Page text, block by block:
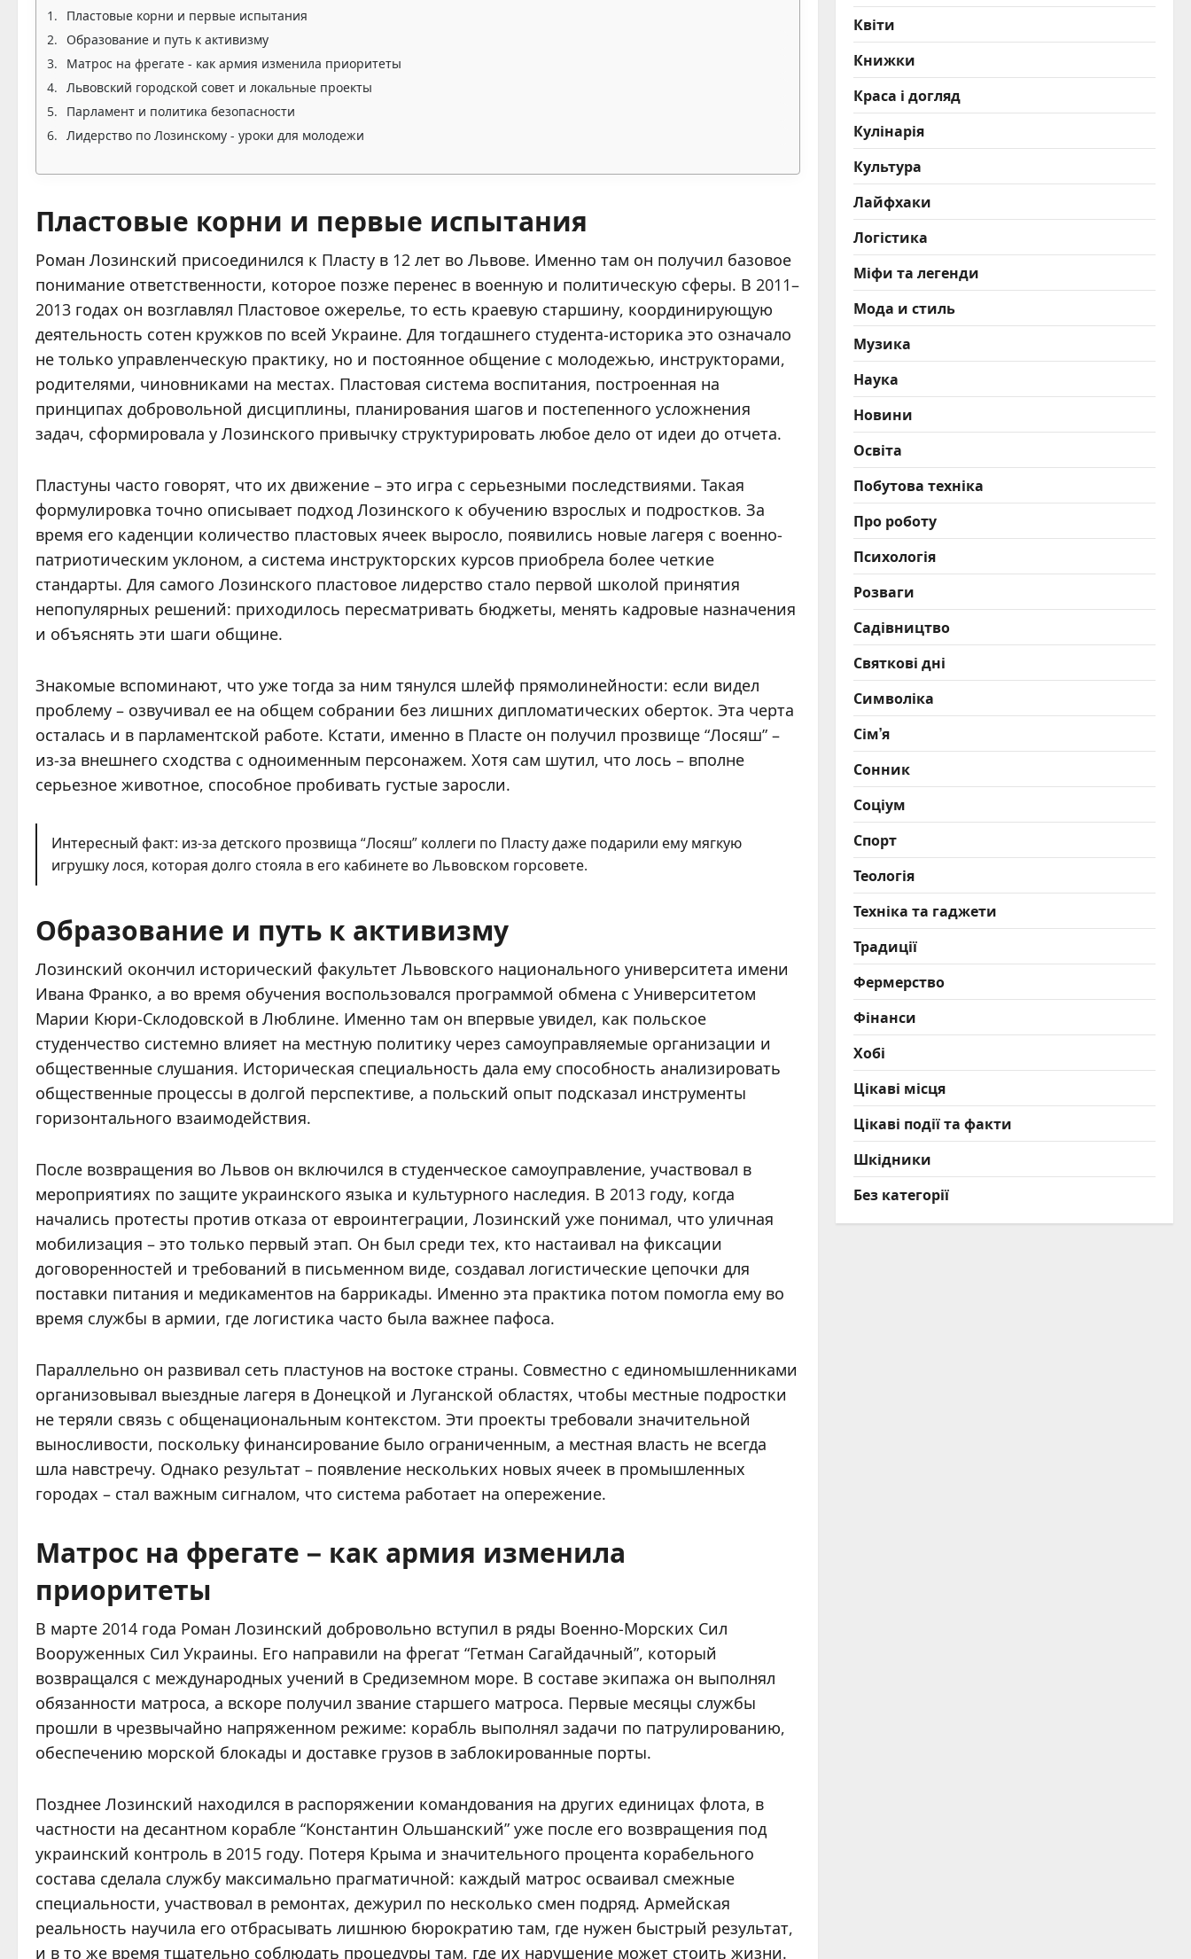
Пластовые корни и первые испытания
Образование и путь к активизму
Матрос на фрегате - как армия изменила приоритеты
Львовский городской совет и локальные проекты
Парламент и политика безопасности
Лидерство по Лозинскому - уроки для молодежи
Пластовые корни и первые испытания
Роман Лозинский присоединился к Пласту в 12 лет во Львове. Именно там он получил базовое
понимание ответственности, которое позже перенес в военную и политическую сферы. В 2011–
2013 годах он возглавлял Пластовое ожерелье, то есть краевую старшину, координирующую
деятельность сотен кружков по всей Украине. Для тогдашнего студента-историка это означало
не только управленческую практику, но и постоянное общение с молодежью, инструкторами,
родителями, чиновниками на местах. Пластовая система воспитания, построенная на
принципах добровольной дисциплины, планирования шагов и постепенного усложнения
задач, сформировала у Лозинского привычку структурировать любое дело от идеи до отчета.
Пластуны часто говорят, что их движение – это игра с серьезными последствиями. Такая
формулировка точно описывает подход Лозинского к обучению взрослых и подростков. За
время его каденции количество пластовых ячеек выросло, появились новые лагеря с военно-
патриотическим уклоном, а система инструкторских курсов приобрела более четкие
стандарты. Для самого Лозинского пластовое лидерство стало первой школой принятия
непопулярных решений: приходилось пересматривать бюджеты, менять кадровые назначения
и объяснять эти шаги общине.
Знакомые вспоминают, что уже тогда за ним тянулся шлейф прямолинейности: если видел
проблему – озвучивал ее на общем собрании без лишних дипломатических оберток. Эта черта
осталась и в парламентской работе. Кстати, именно в Пласте он получил прозвище “Лосяш” –
из-за внешнего сходства с одноименным персонажем. Хотя сам шутил, что лось – вполне
серьезное животное, способное пробивать густые заросли.
Интересный факт: из-за детского прозвища “Лосяш” коллеги по Пласту даже подарили ему мягкую
игрушку лося, которая долго стояла в его кабинете во Львовском горсовете.
Образование и путь к активизму
Лозинский окончил исторический факультет Львовского национального университета имени
Ивана Франко, а во время обучения воспользовался программой обмена с Университетом
Марии Кюри-Склодовской в Люблине. Именно там он впервые увидел, как польское
студенчество системно влияет на местную политику через самоуправляемые организации и
общественные слушания. Историческая специальность дала ему способность анализировать
общественные процессы в долгой перспективе, а польский опыт подсказал инструменты
горизонтального взаимодействия.
После возвращения во Львов он включился в студенческое самоуправление, участвовал в
мероприятиях по защите украинского языка и культурного наследия. В 2013 году, когда
начались протесты против отказа от евроинтеграции, Лозинский уже понимал, что уличная
мобилизация – это только первый этап. Он был среди тех, кто настаивал на фиксации
договоренностей и требований в письменном виде, создавал логистические цепочки для
поставки питания и медикаментов на баррикады. Именно эта практика потом помогла ему во
время службы в армии, где логистика часто была важнее пафоса.
Параллельно он развивал сеть пластунов на востоке страны. Совместно с единомышленниками
организовывал выездные лагеря в Донецкой и Луганской областях, чтобы местные подростки
не теряли связь с общенациональным контекстом. Эти проекты требовали значительной
выносливости, поскольку финансирование было ограниченным, а местная власть не всегда
шла навстречу. Однако результат – появление нескольких новых ячеек в промышленных
городах – стал важным сигналом, что система работает на опережение.
Матрос на фрегате – как армия изменила
приоритеты
В марте 2014 года Роман Лозинский добровольно вступил в ряды Военно-Морских Сил
Вооруженных Сил Украины. Его направили на фрегат “Гетман Сагайдачный”, который
возвращался с международных учений в Средиземном море. В составе экипажа он выполнял
обязанности матроса, а вскоре получил звание старшего матроса. Первые месяцы службы
прошли в чрезвычайно напряженном режиме: корабль выполнял задачи по патрулированию,
обеспечению морской блокады и доставке грузов в заблокированные порты.
Позднее Лозинский находился в распоряжении командования на других единицах флота, в
частности на десантном корабле “Константин Ольшанский” уже после его возвращения под
украинский контроль в 2015 году. Потеря Крыма и значительного процента корабельного
состава сделала службу максимально прагматичной: каждый матрос осваивал смежные
специальности, участвовал в ремонтах, дежурил по несколько смен подряд. Армейская
реальность научила его отбрасывать лишнюю бюрократию там, где нужен быстрый результат,
и в то же время тщательно соблюдать процедуры там, где их нарушение может стоить жизни.
Квіти
Книжки
Краса і догляд
Кулінарія
Культура
Лайфхаки
Логістика
Міфи та легенди
Мода и стиль
Музика
Наука
Новини
Освіта
Побутова техніка
Про роботу
Психологія
Розваги
Садівництво
Святкові дні
Символіка
Сім’я
Сонник
Соціум
Спорт
Теологія
Техніка та гаджети
Традиції
Фермерство
Фінанси
Хобі
Цікаві місця
Цікаві події та факти
Шкідники
Без категорії